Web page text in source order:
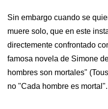
Sin embargo cuando se
muere solo, que en este
directemente confrontado
famosa novela de Simone
hombres son mortales"
no "Cada hombre es mortal".